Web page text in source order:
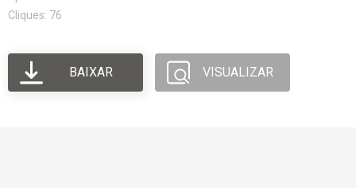
Cliques: 76
BAIXAR VISUALIZAR